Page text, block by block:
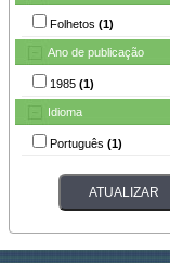
Folhetos (1)
Ano de publicação
1985 (1)
Idioma
Português (1)